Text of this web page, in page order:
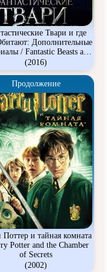
Твари и где
Дополнительные
/ Fantastic Beasts and
to Find Them: Bonuces
(2016)
Продолжение
Поттер и тайная комната
Potter and the Chamber
of Secrets
(2002)